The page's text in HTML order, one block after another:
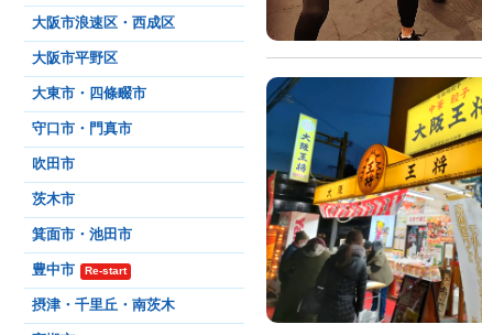
大阪市浪速区・西成区
大阪市平野区
大東市・四條畷市
守口市・門真市
吹田市
茨木市
箕面市・池田市
豊中市 Re-start
摂津・千里丘・南茨木